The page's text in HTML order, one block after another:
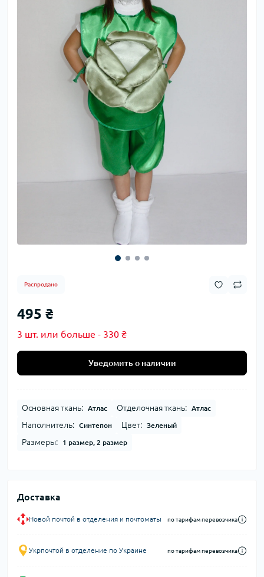
Распродано
495 ₴
3 шт. или больше - 330 ₴
Уведомить о наличии
Основная ткань: Атлас Отделочная ткань: Атлас
Наполнитель: Синтепон Цвет: Зеленый
Размеры: 1 размер, 2 размер
Доставка
Новой почтой в отделения и почтоматы по тарифам перевозчика
Укрпочтой в отделение по Украине по тарифам перевозчика